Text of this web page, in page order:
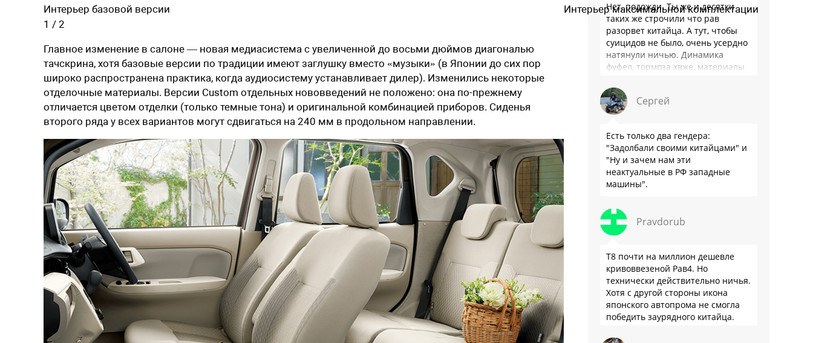
Интерьер базовой версии
Интерьер максимальной комплектации
1 / 2
Главное изменение в салоне — новая медиасистема с увеличенной до восьми дюймов диагональю
тачскрина, хотя базовые версии по традиции имеют заглушку вместо «музыки» (в Японии до сих пор
широко распространена практика, когда аудиосистему устанавливает дилер). Изменились некоторые
отделочные материалы. Версии Custom отдельных нововведений не положено: она по-прежнему
отличается цветом отделки (только темные тона) и оригинальной комбинацией приборов. Сиденья
второго ряда у всех вариантов могут сдвигаться на 240 мм в продольном направлении.
Нет, подожди. Ты же и десятки
таких же строчили что рав
разорвет китайца. А тут, чтобы
суицидов не было, очень усердно
натянули ничью. Динамика
фуфел, тормоза хвже, материалы
Сергей
Есть только два гендера:
"Задолбали своими китайцами" и
"Ну и зачем нам эти
неактуальные в РФ западные
машины".
Pravdorub
Т8 почти на миллион дешевле
кривоввезеной Рав4. Но
технически действительно ничья.
Хотя с другой стороны икона
японского автопрома не смогла
победить заурядного китайца.